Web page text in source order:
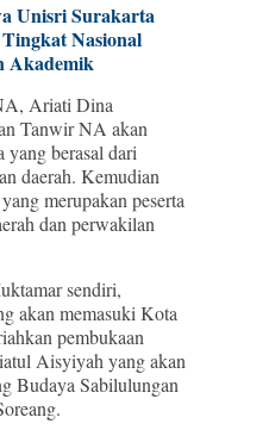
Unisri Surakarta
Nasional
Akademik
Ariati Dina
Tanwir NA akan
berasal dari
daerah. Kemudian
merupakan peserta
dan perwakilan
sendiri,
akan memasuki Kota
pembukaan
Aisyiyah yang akan
Budaya Sabilulungan